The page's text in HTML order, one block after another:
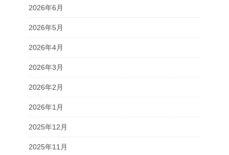
2026年6月
2026年5月
2026年4月
2026年3月
2026年2月
2026年1月
2025年12月
2025年11月